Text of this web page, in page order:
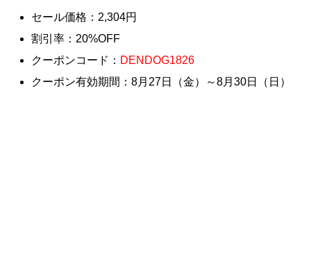
セール価格：2,304円
割引率：20%OFF
クーポンコード： DENDOG1826
クーポン有効期間：8月27日（金）～8月30日（日）